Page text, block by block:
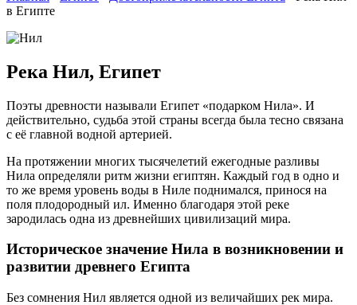
в Египте
Река Нил, Египет
Поэты древности называли Египет «подарком Нила». И
действительно, судьба этой страны всегда была тесно связана
с её главной водной артерией.
На протяжении многих тысячелетий ежегодные разливы
Нила определяли ритм жизни египтян. Каждый год в одно и
то же время уровень воды в Ниле поднимался, принося на
поля плодородный ил. Именно благодаря этой реке
зародилась одна из древнейших цивилизаций мира.
Историческое значение Нила в возникновении и
развитии древнего Египта
Без сомнения Нил является одной из величайших рек мира.